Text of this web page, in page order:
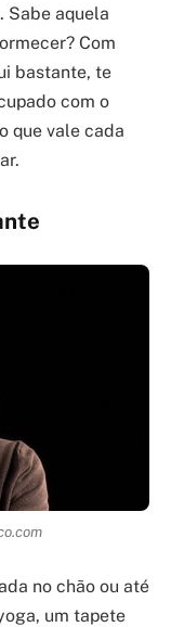
Sabe aquela
Com
bastante, te
com o
que vale cada
no chão ou até
um tapete